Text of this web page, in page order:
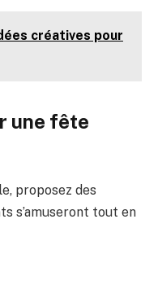
créatives pour
une fête
proposez des
s’amuseront tout en